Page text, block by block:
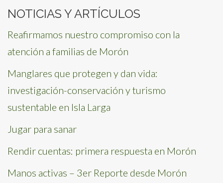
NOTICIAS Y ARTÍCULOS
Reafirmamos nuestro compromiso con la
atención a familias de Morón
Manglares que protegen y dan vida:
investigación-conservación y turismo
sustentable en Isla Larga
Jugar para sanar
Rendir cuentas: primera respuesta en Morón
Manos activas – 3er Reporte desde Morón